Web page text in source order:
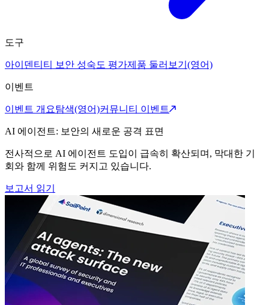
도구
아이덴티티 보안 성숙도 평가제품 둘러보기(영어)
이벤트
이벤트 개요탐색(영어)커뮤니티 이벤트
AI 에이전트: 보안의 새로운 공격 표면
전사적으로 AI 에이전트 도입이 급속히 확산되며, 막대한 기
회와 함께 위험도 커지고 있습니다.
보고서 읽기